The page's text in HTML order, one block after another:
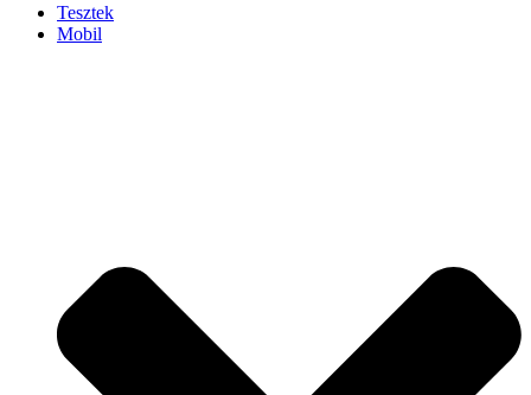
Tesztek
Mobil